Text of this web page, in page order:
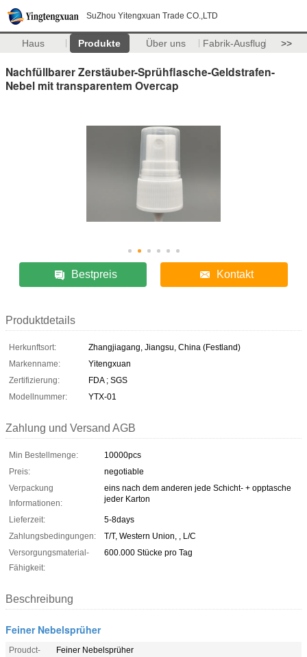
SuZhou Yitengxuan Trade CO.,LTD
Haus Produkte Über uns Fabrik-Ausflug >>
Nachfüllbarer Zerstäuber-Sprühflasche-Geldstrafen-
Nebel mit transparentem Overcap
Bestpreis Kontakt
Produktdetails
Herkunftsort:
Zhangjiagang, Jiangsu, China (Festland)
Markenname:
Yitengxuan
Zertifizierung:
FDA ; SGS
Modellnummer:
YTX-01
Zahlung und Versand AGB
Min Bestellmenge:
10000pcs
Preis:
negotiable
Verpackung
Informationen:
eins nach dem anderen jede Schicht- + opptasche
jeder Karton
Lieferzeit:
5-8days
Zahlungsbedingungen:
T/T, Western Union, , L/C
Versorgungsmaterial-
Fähigkeit:
600.000 Stücke pro Tag
Beschreibung
Feiner Nebelsprüher
Proudct-
Feiner Nebelsprüher